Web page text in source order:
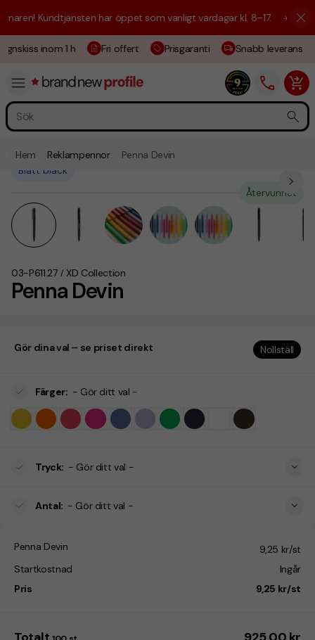
Kundtjänsten har öppet som vanligt vardagar kl. 8–17. ☀️ Vi är
inom 1 h Fri offert Prisgaranti Snabb leverans
Hem Reklampennor Penna Devin
Penna Devin
03-P611.27 / XD Collection
Återvunnet
Blått bläck
Gör dina val – se priset direkt Nollställ
Färger: - Gör ditt val -
Tryck: - Gör ditt val -
Antal: - Gör ditt val -
Penna Devin
9,25 kr/st
Startkostnad
Ingår
Pris
9,25 kr/st